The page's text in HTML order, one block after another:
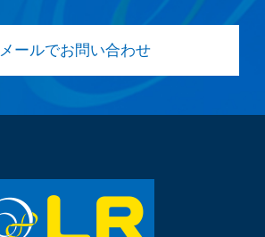
メールでお問い合わせ